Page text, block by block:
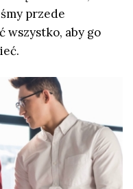
przede
wszystko, aby go